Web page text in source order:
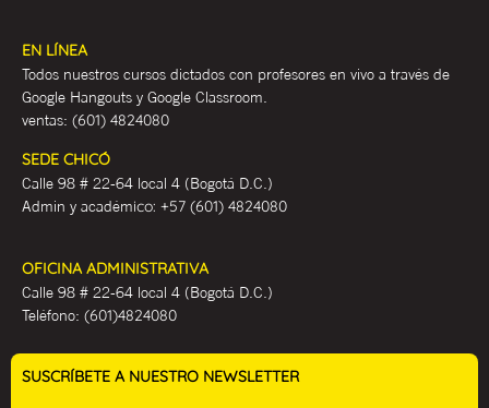
EN LÍNEA
Todos nuestros cursos dictados con profesores en vivo a través de
Google Hangouts y Google Classroom.
ventas: (601) 4824080
SEDE CHICÓ
Calle 98 # 22-64 local 4 (Bogotá D.C.)
Admin y académico: +57 (601) 4824080
OFICINA ADMINISTRATIVA
Calle 98 # 22-64 local 4 (Bogotá D.C.)
Teléfono: (601)4824080
SUSCRÍBETE A NUESTRO NEWSLETTER